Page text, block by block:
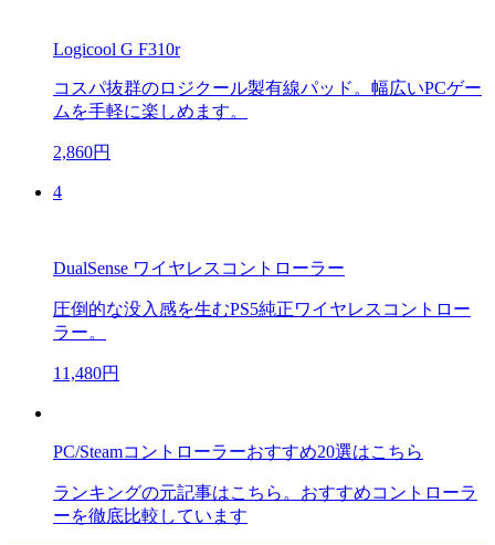
Logicool G F310r
コスパ抜群のロジクール製有線パッド。幅広いPCゲー
ムを手軽に楽しめます。
2,860円
4
DualSense ワイヤレスコントローラー
圧倒的な没入感を生むPS5純正ワイヤレスコントロー
ラー。
11,480円
PC/Steamコントローラーおすすめ20選はこちら
ランキングの元記事はこちら。おすすめコントローラ
ーを徹底比較しています